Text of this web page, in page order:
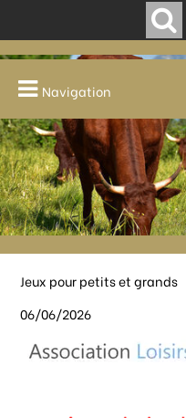
Navigation
Jeux pour petits et grands
06/06/2026